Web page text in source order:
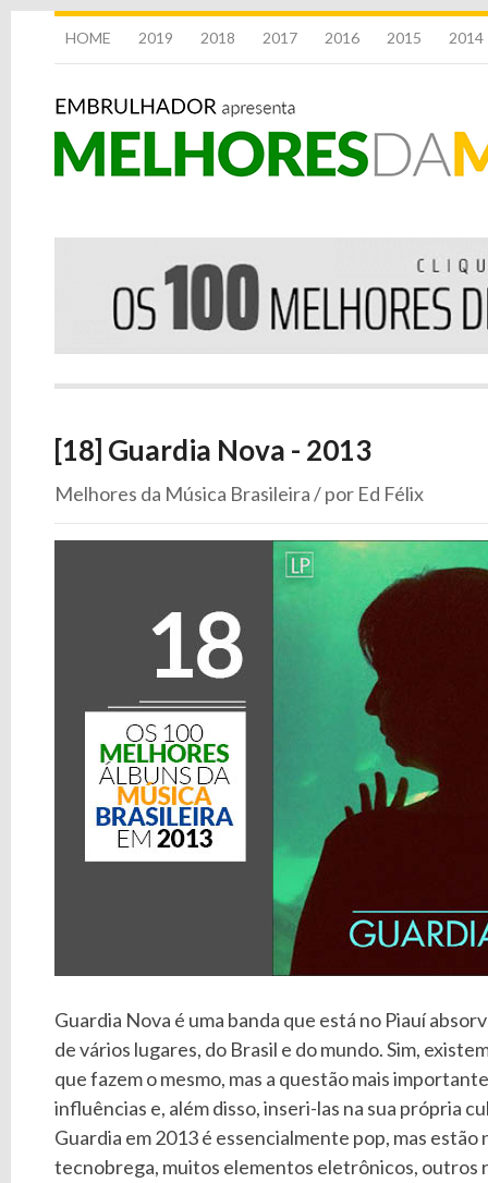
HOME 2019 2018 2017 2016 2015 2014
[18] Guardia Nova - 2013
Melhores da Música Brasileira / por Ed Félix
Guardia Nova é uma banda que está no Piauí
de vários lugares, do Brasil e do mundo. Sim,
que fazem o mesmo, mas a questão mais
influências e, além disso, inseri-las na sua própria
Guardia em 2013 é essencialmente pop, mas estão
tecnobrega, muitos elementos eletrônicos, outros